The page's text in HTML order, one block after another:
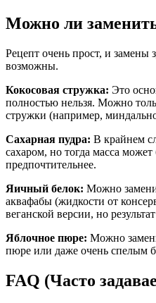
Можно ли
Рецепт очень прост, и замены
возможны.
Кокосовая стружка: Это
полностью нельзя. Можно
стружки (например,
Сахарная пудра: В крайнем
сахаром, но тогда масса
предпочтительнее.
Яичный белок: Можно
аквафабы (жидкости от
веганской версии, но
Яблочное пюре: Можно
пюре или даже очень спелым
FAQ (Часто